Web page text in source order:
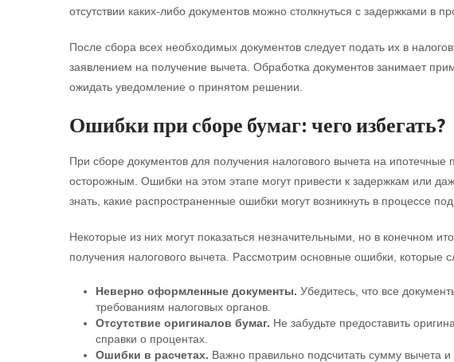
отсутствии каких-либо документов можно столкнуться с задержками в
После сбора всех необходимых документов следует подать их в
заявлением на получение вычета. Обработка документов занимает
ожидать уведомление о принятом решении.
Ошибки при сборе бумаг: чего избегать?
При сборе документов для получения налогового вычета на
осторожным. Ошибки на этом этапе могут привести к задержкам или
знать, какие распространенные ошибки могут возникнуть в процессе
Некоторые из них могут показаться незначительными, но в конечном
получения налогового вычета. Рассмотрим основные ошибки, которые
Неверно оформленные документы. Убедитесь, что все
требованиям налоговых органов.
Отсутствие оригиналов бумаг. Не забудьте предоставить
справки о процентах.
Ошибки в расчетах. Важно правильно подсчитать сумму вычета и